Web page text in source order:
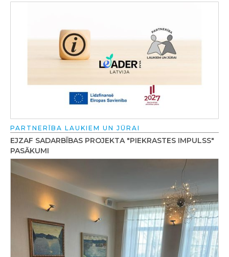
PARTNERĪBA LAUKIEM UN JŪRAI
EJZAF SADARBĪBAS PROJEKTA "PIEKRASTES IMPULSS"
PASĀKUMI